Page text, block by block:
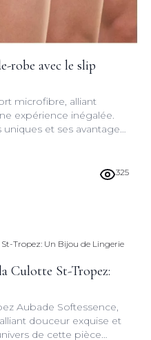
robe avec le slip
microfibre, alliant
expérience inégalée.
uniques et ses avantages
325
Culotte St-Tropez:
Aubade Softessence,
douceur exquise et
de cette pièce